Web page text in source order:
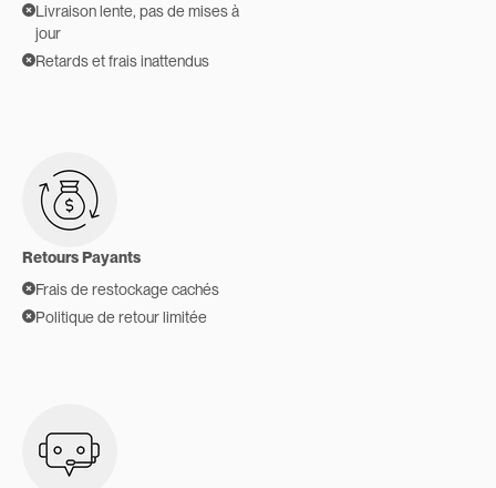
Livraison lente, pas de mises à
jour
Retards et frais inattendus
Retours Payants
Frais de restockage cachés
Politique de retour limitée